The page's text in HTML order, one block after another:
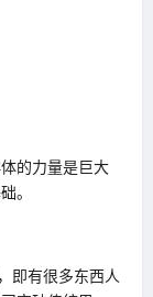
的力量是巨大
。
即有很多东西人